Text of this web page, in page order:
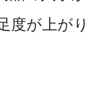
度が上がり